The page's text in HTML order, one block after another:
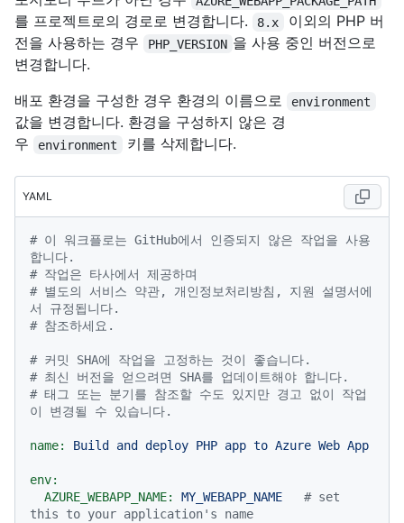
를 프로젝트로의 경로로 변경합니다. 8.x
이외의 PHP 버
전을 사용하는 경우
PHP_VERSION 을 사용 중인 버전으로
변경합니다.
배포 환경을 구성한 경우 환경의 이름으로
environment
값을 변경합니다. 환경을 구성하지 않은 경
우
environment 키를 삭제합니다.
YAML
# 이 워크플로는 GitHub에서 인증되지 않은 작업을 사용
합니다.
# 작업은 타사에서 제공하며
# 별도의 서비스 약관, 개인정보처리방침, 지원 설명서에
서 규정됩니다.
# 참조하세요.
# 커밋 SHA에 작업을 고정하는 것이 좋습니다.
# 최신 버전을 얻으려면 SHA를 업데이트해야 합니다.
# 태그 또는 분기를 참조할 수도 있지만 경고 없이 작업
이 변경될 수 있습니다.
name: Build and deploy PHP app to Azure Web App
env:
AZURE_WEBAPP_NAME:
MY_WEBAPP_NAME
# set
this to your application's name